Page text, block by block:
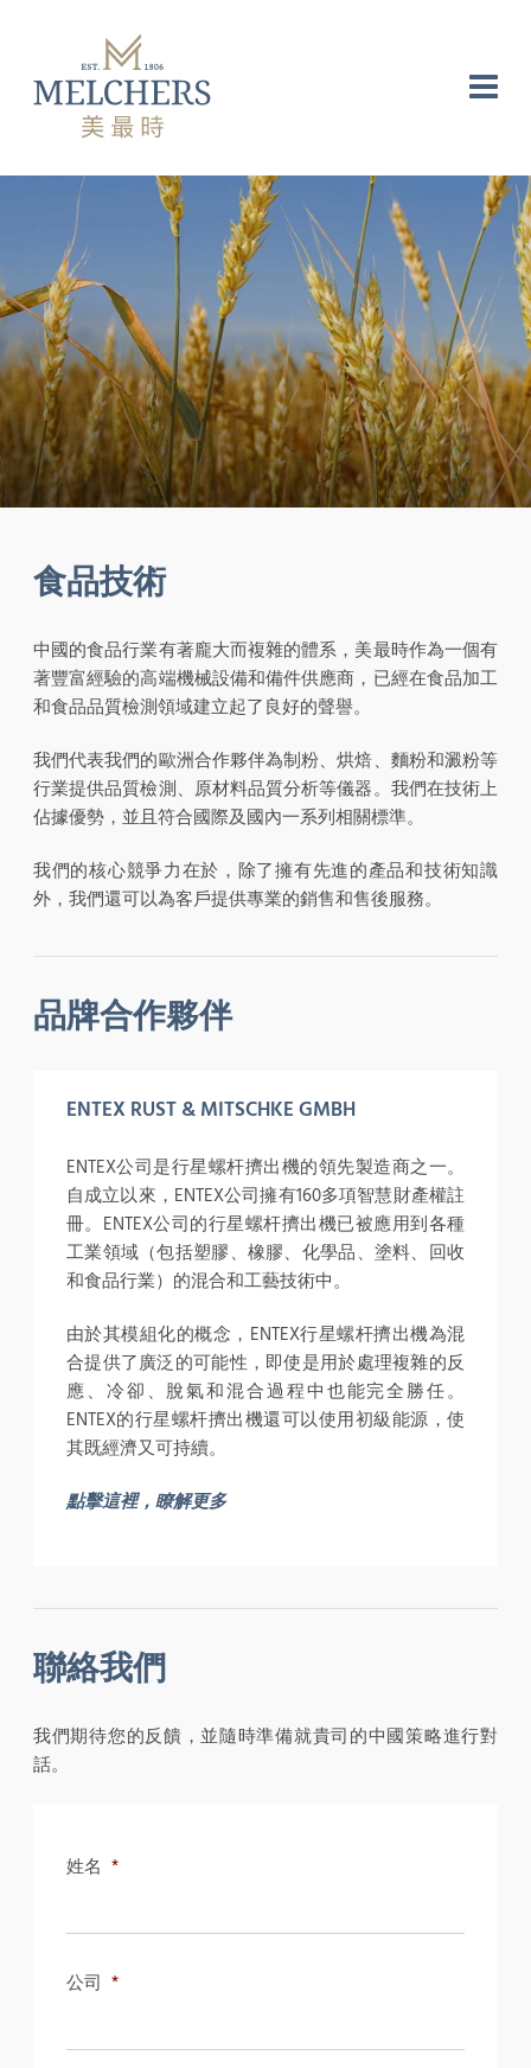
食品技術
中國的食品行業有著龐大而複雜的體系，美最時作為一個有
著豐富經驗的高端機械設備和備件供應商，已經在食品加工
和食品品質檢測領域建立起了良好的聲譽。
我們代表我們的歐洲合作夥伴為制粉、烘焙、麵粉和澱粉等
行業提供品質檢測、原材料品質分析等儀器。我們在技術上
佔據優勢，並且符合國際及國內一系列相關標準。
我們的核心競爭力在於，除了擁有先進的產品和技術知識
外，我們還可以為客戶提供專業的銷售和售後服務。
品牌合作夥伴
ENTEX RUST & MITSCHKE GMBH
ENTEX公司是行星螺杆擠出機的領先製造商之一。
自成立以來，ENTEX公司擁有160多項智慧財產權註
冊。ENTEX公司的行星螺杆擠出機已被應用到各種
工業領域（包括塑膠、橡膠、化學品、塗料、回收
和食品行業）的混合和工藝技術中。
由於其模組化的概念，ENTEX行星螺杆擠出機為混
合提供了廣泛的可能性，即使是用於處理複雜的反
應、冷卻、脫氣和混合過程中也能完全勝任。
ENTEX的行星螺杆擠出機還可以使用初級能源，使
其既經濟又可持續。
點擊這裡，瞭解更多
聯絡我們
我們期待您的反饋，並隨時準備就貴司的中國策略進行對
話。
姓名 *
公司 *